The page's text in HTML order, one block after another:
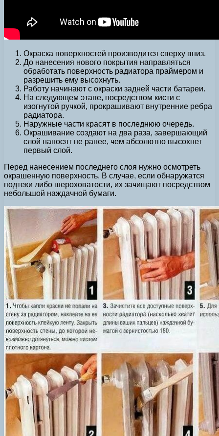
Окраска поверхностей производится сверху вниз.
До нанесения нового покрытия направляться
обработать поверхность радиатора праймером и
разрешить ему высохнуть.
Работу начинают с окраски задней части батареи.
На следующем этапе, посредством кисти с
изогнутой ручкой, прокрашивают внутренние ребра
радиатора.
Наружные части красят в последнюю очередь.
Окрашивание создают на два раза, завершающий
слой наносят не ранее, чем абсолютно высохнет
первый слой.
Перед нанесением последнего слоя нужно осмотреть
окрашенную поверхность. В случае, если обнаружатся
подтеки либо шероховатости, их зачищают посредством
небольшой наждачной бумаги.